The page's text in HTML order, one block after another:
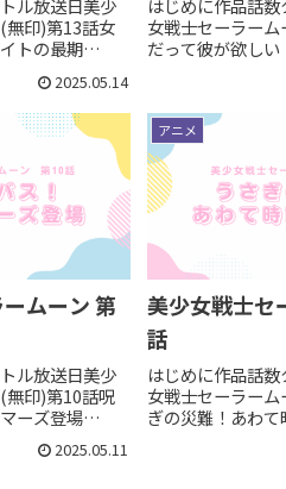
ル放送日美少
無印)第13話女
トの最期
様の退場セーラ
キュリー、セ
...
2025.05.14
はじめに作品話
女戦士セーラー
だって彼が欲し
テティス人間の
水の中から登場
こいい）腰まで
ムーン 第
ル放送日美少
無印)第10話呪
ーズ登場
セーラーマー
目の戦士追加！
2025.05.11
アニメ
美少女戦士セ
話
はじめに作品話
女戦士セーラー
ぎの災難！あわ
1992/05/09変身
ラーマーキュリ